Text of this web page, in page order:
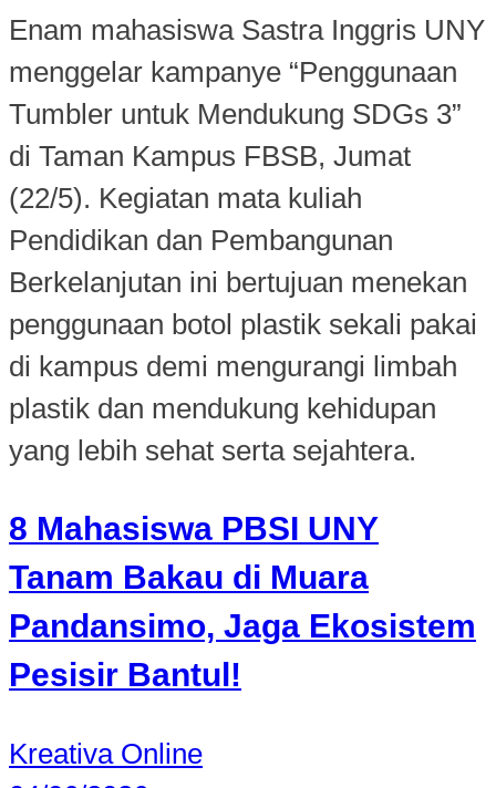
Enam mahasiswa Sastra Inggris UNY
menggelar kampanye “Penggunaan
Tumbler untuk Mendukung SDGs 3”
di Taman Kampus FBSB, Jumat
(22/5). Kegiatan mata kuliah
Pendidikan dan Pembangunan
Berkelanjutan ini bertujuan menekan
penggunaan botol plastik sekali pakai
di kampus demi mengurangi limbah
plastik dan mendukung kehidupan
yang lebih sehat serta sejahtera.
8 Mahasiswa PBSI UNY
Tanam Bakau di Muara
Pandansimo, Jaga Ekosistem
Pesisir Bantul!
Kreativa Online